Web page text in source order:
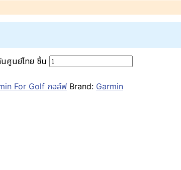
ศูนย์ไทย ชิ้น
For Golf กอล์ฟ Brand: Garmin